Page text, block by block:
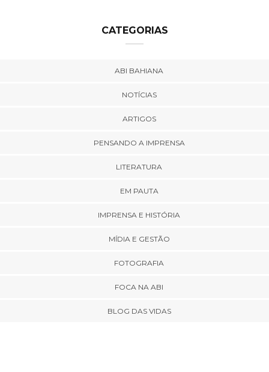
CATEGORIAS
ABI BAHIANA
NOTÍCIAS
ARTIGOS
PENSANDO A IMPRENSA
LITERATURA
EM PAUTA
IMPRENSA E HISTÓRIA
MÍDIA E GESTÃO
FOTOGRAFIA
FOCA NA ABI
BLOG DAS VIDAS